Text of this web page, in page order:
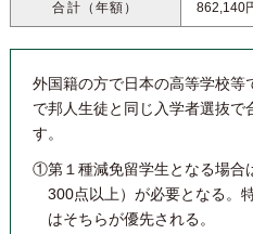
合計（年額） 862,140
外国籍の方で日本の高等学校等
で邦人生徒と同じ入学者選抜
す。
①第１種減免留学生となる場合
300点以上）が必要となる。
はそちらが優先される。